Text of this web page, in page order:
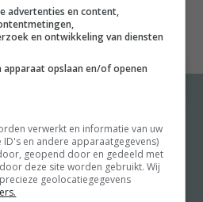
kookboek van Jamie Olivers
FoodTube.
voor elk seizoen. Jemma
gemiddeld 25.000 kijkers per
FoodTube en staat garant
bakken!
Meer van Food and
Friends
Shop
advertenties en content,
en ontwikkeling van diensten
opslaan en/of openen
verwerkt en informatie van uw
en andere apparaatgegevens)
geopend door en gedeeld met
deze site worden gebruikt. Wij
geolocatiegegevens